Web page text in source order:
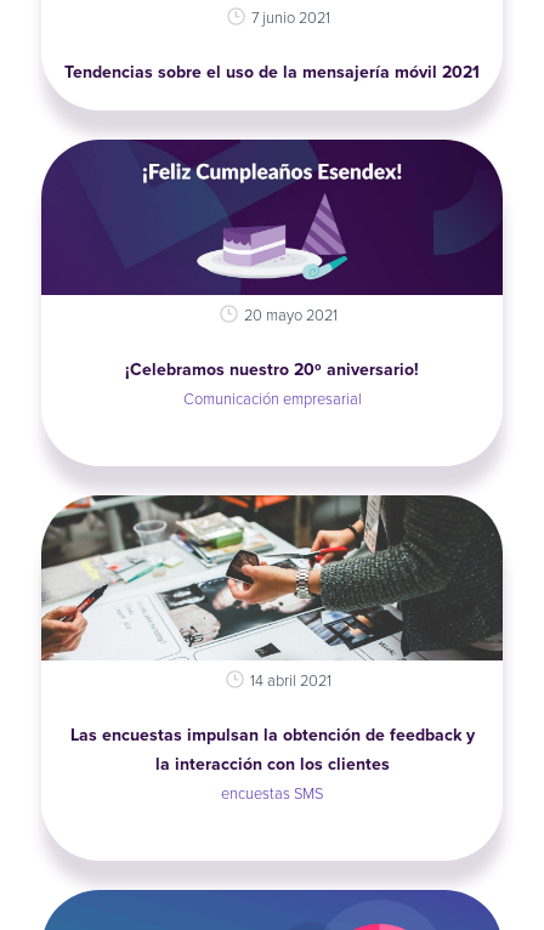
7 junio 2021
Tendencias sobre el uso de la mensajería móvil 2021
20 mayo 2021
¡Celebramos nuestro 20º aniversario!
Comunicación empresarial
14 abril 2021
Las encuestas impulsan la obtención de feedback y
la interacción con los clientes
encuestas SMS